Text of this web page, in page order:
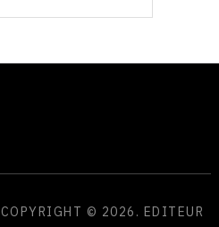
COPYRIGHT © 2026. EDITEUR